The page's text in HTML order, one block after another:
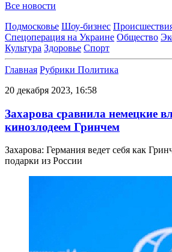
Все новости
Подмосковье Шоу-бизнес
Спецоперация на Украине Общество
Культура Здоровье Спорт
Главная Рубрики Политика
20 декабря 2023, 16:58
Захарова сравнила немецкие
кинозлодеем Гринчем
Захарова: Германия ведет себя как
подарки из России